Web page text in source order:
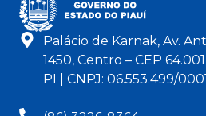
Palácio de Karnak, Av.
1450, Centro – CEP
PI | CNPJ: 06.553.499/